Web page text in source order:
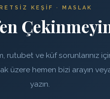
KEŞIF · MASLAK
rutubet ve küf sorunlarınız
üzere hemen bizi arayın
yazın.